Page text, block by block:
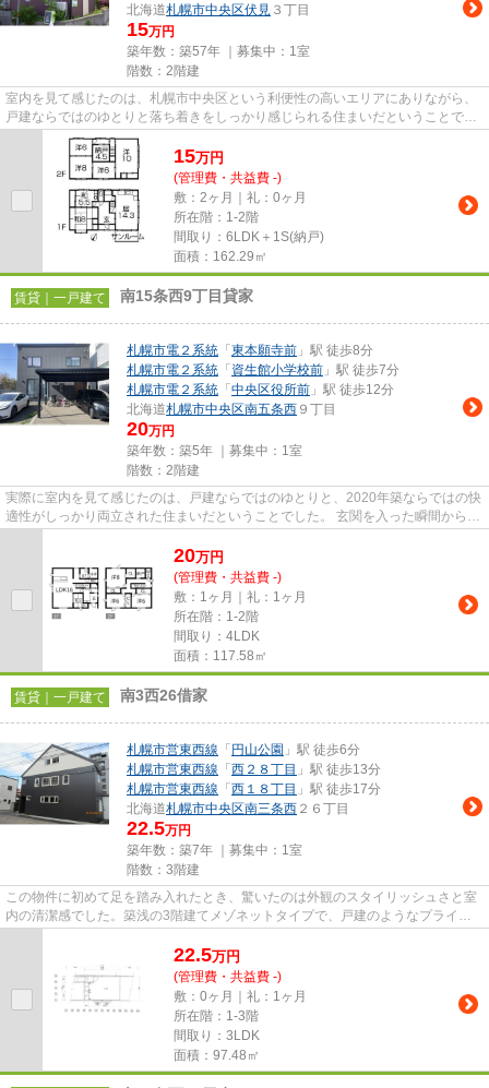
北海道札幌市中央区伏見 ３丁目
15万円
築年数：築57年 ｜募集中： 1室
階数：2階建
室内を見て感じたのは、札幌市中央区という利便性の高いエリアにありながら、
戸建ならではのゆとりと落ち着きをしっかり感じられる住まいだということで
す。 162.29㎡の広さに加え、...
15万円
(管理費・共益費 -)
敷：2ヶ月｜礼：0ヶ月
所在階：1-2階
間取り：6LDK＋1S(納戸)
面積：162.29㎡
賃貸｜一戸建て 南15条西9丁目貸家
札幌市電２系統 「 東本願寺前 」駅 徒歩8分
札幌市電２系統 「 資生館小学校前 」駅 徒歩7分
札幌市電２系統 「 中央区役所前 」駅 徒歩12分
北海道札幌市中央区南五条西 ９丁目
20万円
築年数：築5年 ｜募集中： 1室
階数：2階建
実際に室内を見て感じたのは、戸建ならではのゆとりと、2020年築ならではの快
適性がしっかり両立された住まいだということでした。 玄関を入った瞬間から室
20万円
(管理費・共益費 -)
敷：1ヶ月｜礼：1ヶ月
所在階：1-2階
間取り：4LDK
面積：117.58㎡
賃貸｜一戸建て 南3西26借家
札幌市営東西線 「 円山公園 」駅 徒歩6分
札幌市営東西線 「 西２８丁目 」駅 徒歩13分
札幌市営東西線 「 西１８丁目 」駅 徒歩17分
北海道札幌市中央区南三条西 ２６丁目
22.5万円
築年数：築7年 ｜募集中： 1室
階数：3階建
この物件に初めて足を踏み入れたとき、驚いたのは外観のスタイリッシュさと室
内の清潔感でした。築浅の3階建てメゾネットタイプで、戸建のようなプライベ
22.5万円
(管理費・共益費 -)
敷：0ヶ月｜礼：1ヶ月
所在階：1-3階
間取り：3LDK
面積：97.48㎡